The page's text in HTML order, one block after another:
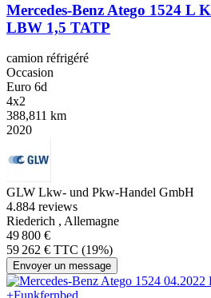
Mercedes-Benz Atego 1524 L
LBW 1,5 TATP
camion réfrigéré
Occasion
Euro 6d
4x2
388,811 km
2020
GLW Lkw- und Pkw-Handel GmbH
4.884 reviews
Riederich , Allemagne
49 800 €
59 262 € TTC (19%)
Envoyer un message